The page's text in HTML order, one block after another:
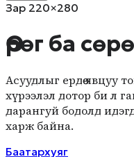
Зар 220×280
Өрөг ба
Асуудлыг ердөө явцуу
хүрээлэл дотор би л
дарангуй бодолд
харж байна.
Баатархуяг